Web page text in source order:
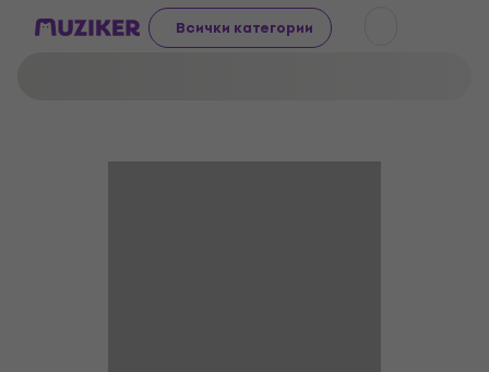
Всички категории